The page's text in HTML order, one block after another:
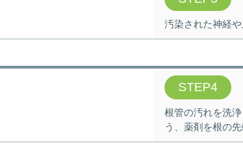
汚染された神経
STEP4
根管の汚れを洗
う、薬剤を根の